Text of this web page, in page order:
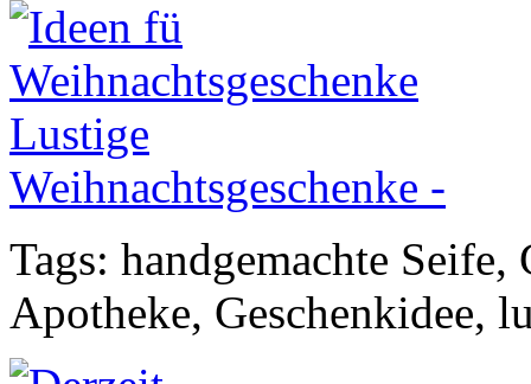
Tags: handgemachte
Apotheke, Geschenkidee,